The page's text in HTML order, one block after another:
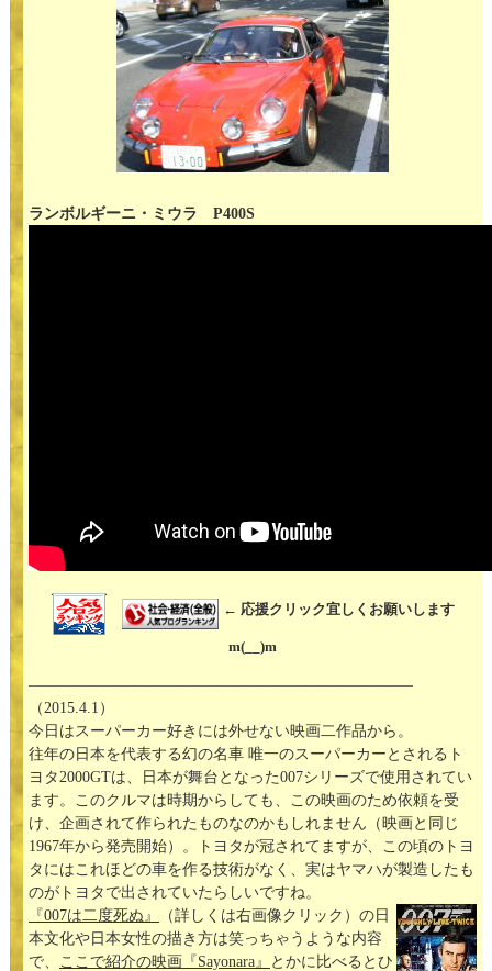
ランボルギーニ・ミウラ P400S
← 応援クリック宜しくお願いします
m(__)m
—————————————————————————
（2015.4.1）
今日はスーパーカー好きには外せない映画二作品から。
往年の日本を代表する幻の名車 唯一のスーパーカーとされるト
ヨタ2000GTは、日本が舞台となった007シリーズで使用されてい
ます。このクルマは時期からしても、この映画のため依頼を受
け、企画されて作られたものなのかもしれません（映画と同じ
1967年から発売開始）。トヨタが冠されてますが、この頃のトヨ
タにはこれほどの車を作る技術がなく、実はヤマハが製造したも
のがトヨタで出されていたらしいですね。
『007は二度死ぬ』
（詳しくは右画像クリック）の日
本文化や日本女性の描き方は笑っちゃうような内容
で、 ここで紹介の映画『Sayonara』
とかに比べるとひ